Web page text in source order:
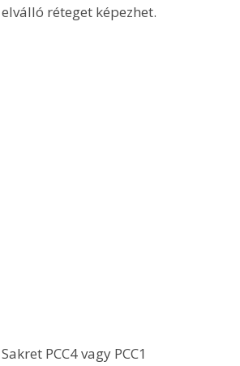
réteget képezhet.
PCC4 vagy PCC1